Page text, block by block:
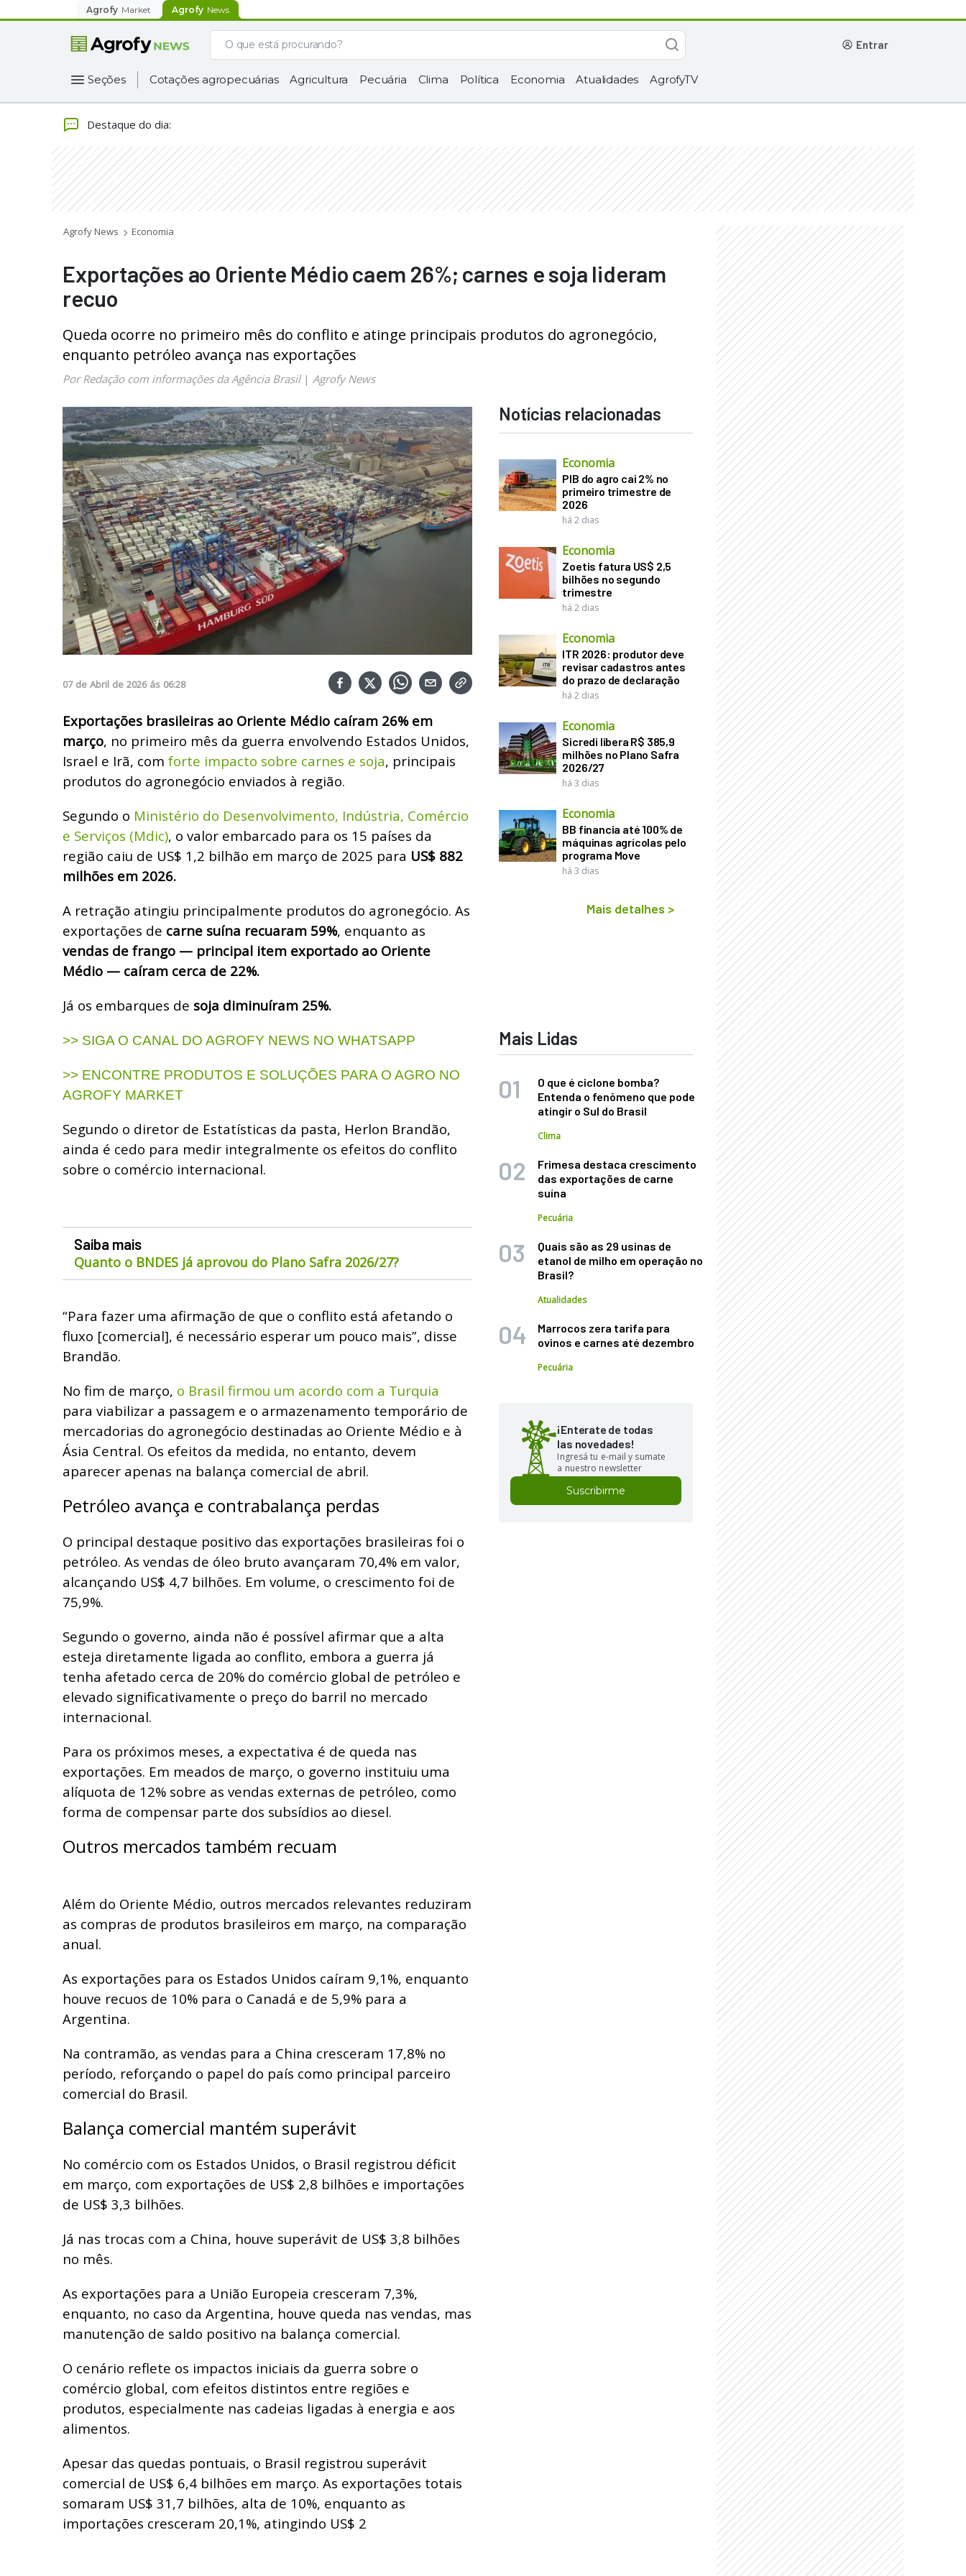
Agrofy Market Agrofy News
entrar
Seções Cotações agropecuárias Agricultura Pecuária Clima Política Economia Atualidades AgrofyTV
Destaque do dia:
Agrofy News Economia
Exportações ao Oriente Médio caem 26%; carnes e soja lideram
recuo
Queda ocorre no primeiro mês do conflito e atinge principais produtos do agronegócio,
enquanto petróleo avança nas exportações
Por Redação com informações da Agência Brasil| Agrofy News
07 de Abril de 2026 ás 06:28
Exportações brasileiras ao Oriente Médio caíram 26% em
março, no primeiro mês da guerra envolvendo Estados Unidos,
Israel e Irã, com forte impacto sobre carnes e soja, principais
produtos do agronegócio enviados à região.
Segundo o Ministério do Desenvolvimento, Indústria, Comércio
e Serviços (Mdic), o valor embarcado para os 15 países da
região caiu de US$ 1,2 bilhão em março de 2025 para US$ 882
milhões em 2026.
A retração atingiu principalmente produtos do agronegócio. As
exportações de carne suína recuaram 59%, enquanto as
vendas de frango — principal item exportado ao Oriente
Médio — caíram cerca de 22%.
Já os embarques de soja diminuíram 25%.
>> SIGA O CANAL DO AGROFY NEWS NO WHATSAPP
>> ENCONTRE PRODUTOS E SOLUÇÕES PARA O AGRO NO
AGROFY MARKET
Segundo o diretor de Estatísticas da pasta, Herlon Brandão,
ainda é cedo para medir integralmente os efeitos do conflito
sobre o comércio internacional.
Saiba mais
Quanto o BNDES já aprovou do Plano Safra 2026/27?
“Para fazer uma afirmação de que o conflito está afetando o
fluxo [comercial], é necessário esperar um pouco mais”, disse
Brandão.
No fim de março, o Brasil firmou um acordo com a Turquia
para viabilizar a passagem e o armazenamento temporário de
mercadorias do agronegócio destinadas ao Oriente Médio e à
Ásia Central. Os efeitos da medida, no entanto, devem
aparecer apenas na balança comercial de abril.
Petróleo avança e contrabalança perdas
O principal destaque positivo das exportações brasileiras foi o
petróleo. As vendas de óleo bruto avançaram 70,4% em valor,
alcançando US$ 4,7 bilhões. Em volume, o crescimento foi de
75,9%.
Segundo o governo, ainda não é possível afirmar que a alta
esteja diretamente ligada ao conflito, embora a guerra já
tenha afetado cerca de 20% do comércio global de petróleo e
elevado significativamente o preço do barril no mercado
internacional.
Para os próximos meses, a expectativa é de queda nas
exportações. Em meados de março, o governo instituiu uma
alíquota de 12% sobre as vendas externas de petróleo, como
forma de compensar parte dos subsídios ao diesel.
Outros mercados também recuam
Além do Oriente Médio, outros mercados relevantes reduziram
as compras de produtos brasileiros em março, na comparação
anual.
As exportações para os Estados Unidos caíram 9,1%, enquanto
houve recuos de 10% para o Canadá e de 5,9% para a
Argentina.
Na contramão, as vendas para a China cresceram 17,8% no
período, reforçando o papel do país como principal parceiro
comercial do Brasil.
Balança comercial mantém superávit
No comércio com os Estados Unidos, o Brasil registrou déficit
em março, com exportações de US$ 2,8 bilhões e importações
de US$ 3,3 bilhões.
Já nas trocas com a China, houve superávit de US$ 3,8 bilhões
no mês.
As exportações para a União Europeia cresceram 7,3%,
enquanto, no caso da Argentina, houve queda nas vendas, mas
manutenção de saldo positivo na balança comercial.
O cenário reflete os impactos iniciais da guerra sobre o
comércio global, com efeitos distintos entre regiões e
produtos, especialmente nas cadeias ligadas à energia e aos
alimentos.
Apesar das quedas pontuais, o Brasil registrou superávit
comercial de US$ 6,4 bilhões em março. As exportações totais
somaram US$ 31,7 bilhões, alta de 10%, enquanto as
importações cresceram 20,1%, atingindo US$ 2
Notícias relacionadas
Economia
PIB do agro cai 2% no
primeiro trimestre de
2026
há 2 dias
Economia
Zoetis fatura US$ 2,5
bilhões no segundo
trimestre
há 2 dias
Economia
ITR 2026: produtor deve
revisar cadastros antes
do prazo de declaração
há 2 dias
Economia
Sicredi libera R$ 385,9
milhões no Plano Safra
2026/27
há 3 dias
Economia
BB financia até 100% de
máquinas agrícolas pelo
programa Move
há 3 dias
Mais detalhes >
Mais Lidas
O que é ciclone bomba?
Entenda o fenômeno que pode
atingir o Sul do Brasil
Clima
Frimesa destaca crescimento
das exportações de carne
suína
Pecuária
Quais são as 29 usinas de
etanol de milho em operação no
Brasil?
Atualidades
Marrocos zera tarifa para
ovinos e carnes até dezembro
Pecuária
¡Enterate de todas
las novedades!
Ingresá tu e-mail y sumate
a nuestro newsletter
Suscribirme